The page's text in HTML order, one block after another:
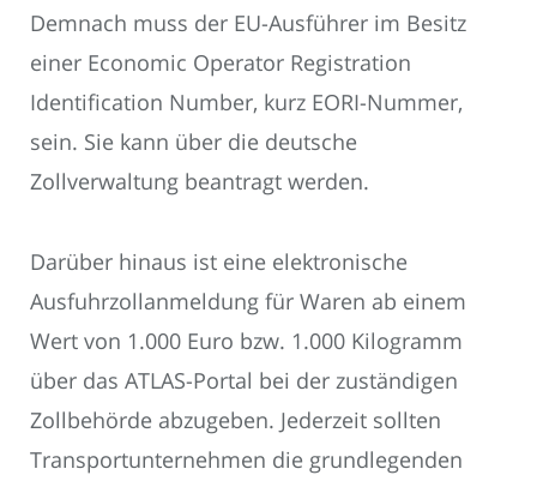
Demnach muss der EU-Ausführer im Besitz
einer Economic Operator Registration
Identification Number, kurz EORI-Nummer,
sein. Sie kann über die deutsche
Zollverwaltung beantragt werden.
Darüber hinaus ist eine elektronische
Ausfuhrzollanmeldung für Waren ab einem
Wert von 1.000 Euro bzw. 1.000 Kilogramm
über das ATLAS-Portal bei der zuständigen
Zollbehörde abzugeben. Jederzeit sollten
Transportunternehmen die grundlegenden